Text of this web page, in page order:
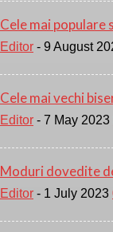
Cele mai
Editor - 9 August
Cele mai vechi
Editor - 7 May 2023
Moduri dovedite
Editor - 1 July 2023